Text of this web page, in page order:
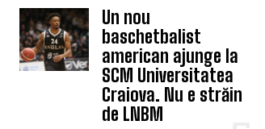
Un nou
baschetbalist
american ajunge la
SCM Universitatea
Craiova. Nu e străin
de LNBM